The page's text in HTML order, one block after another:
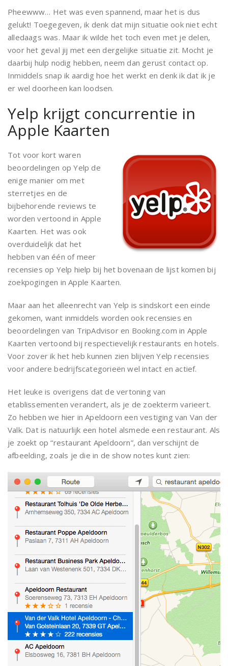
Pheewww… Het was even spannend, maar het is dus
gelukt! Toegegeven, ik denk dat mijn situatie ook niet echt
alledaags was. Maar ik wilde het toch even met je delen,
voor het geval jij met een dergelijke situatie zit. Mocht je
daarbij hulp nodig hebben, neem dan gerust contact op.
Inmiddels snap ik aardig hoe het werkt en denk ik dat ik je
er wel doorheen kan loodsen.
Yelp krijgt concurrentie in
Apple Kaarten
Tot voor kort waren
beoordelingen op Yelp de
enige manier om met
sterretjes en de
bijbehorende reviews te
worden vertoond in Apple
Kaarten. Het was ook
overduidelijk dat het
hebben van één of meer
recensies op Yelp hielp bij het bovenaan de lijst komen bij
zoekpogingen in Apple Kaarten.
Maar aan het alleenrecht van Yelp is sindskort een einde
gekomen, want inmiddels worden ook recensies en
beoordelingen van TripAdvisor en Booking.com in Apple
Kaarten vertoond bij respectievelijk restaurants en hotels.
Voor zover ik het heb kunnen zien blijven Yelp recensies
voor andere bedrijfscategorieën wel intact en actief.
Het leuke is overigens dat de vertoning van
etablissementen verandert, als je de zoekterm varieert.
Zo hebben we hier in Apeldoorn een vestiging van Van der
Valk. Dat is natuurlijk een hotel alsmede een restaurant. Als
je zoekt op “restaurant Apeldoorn”, dan verschijnt de
afbeelding, zoals je die in de show notes kunt zien: